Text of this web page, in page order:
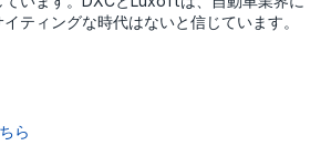
ティングな時代はないと信じています。
ら